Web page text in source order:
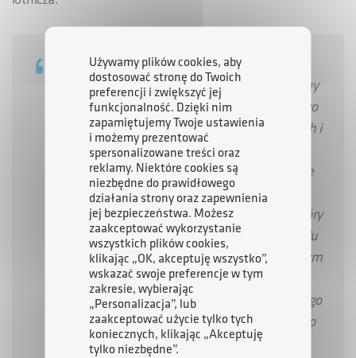
- Wiemy co potrafimy jako polska branża
lotnicza. Wiemy też czego oczekujemy. Chcemy
się zaangażować w odbudowę ruchu lotniczego
na Ukrainie po zakończeniu działań wojennych i
praktycznie jesteśmy na to gotowi.
Jednocześnie oczekujemy jasnych zasad, które
będą obowiązywały wszystkich tak samo.
Musimy siedzieć przy stole negocjacyjnym, który
którym będzie się te zasady ustalać. Rolą rządu
jest pokazywać Ukrainie, że Polska jest ważnym
partnerem. Z naszych lotnisk będzie się
odbywał ruch pasażerski, a także cargo, dlatego
ważne jest, abyśmy na spotkaniach wysokiego
szczebla bardzo jasno to artykułowali.
Używamy plików cookies, aby
dostosować stronę do Twoich
preferencji i zwiększyć jej
funkcjonalność. Dzięki nim
zapamiętujemy Twoje ustawienia
i możemy prezentować
spersonalizowane treści oraz
reklamy. Niektóre cookies są
niezbędne do prawidłowego
działania strony oraz zapewnienia
jej bezpieczeństwa. Możesz
zaakceptować wykorzystanie
wszystkich plików cookies,
klikając „OK, akceptuję wszystko”,
wskazać swoje preferencje w tym
zakresie, wybierając
„Personalizacja”, lub
zaakceptować użycie tylko tych
koniecznych, klikając „Akceptuję
tylko niezbędne”.